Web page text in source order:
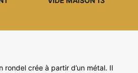
rondel crée à partir d’un métal. Il